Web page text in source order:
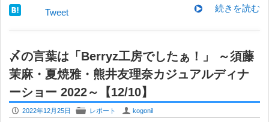
続きを読む
Tweet
〆の言葉は「Berryz工房でしたぁ！」 ～須藤
茉麻・夏焼雅・熊井友理奈カジュアルディナ
ーショー 2022～【12/10】
P 2022年12月25日 F レポート U kogonil